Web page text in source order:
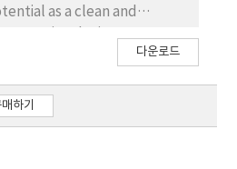
as a clean and
attention has been
(PEMs) for the
of PEMFCs. However,
다운로드
하기